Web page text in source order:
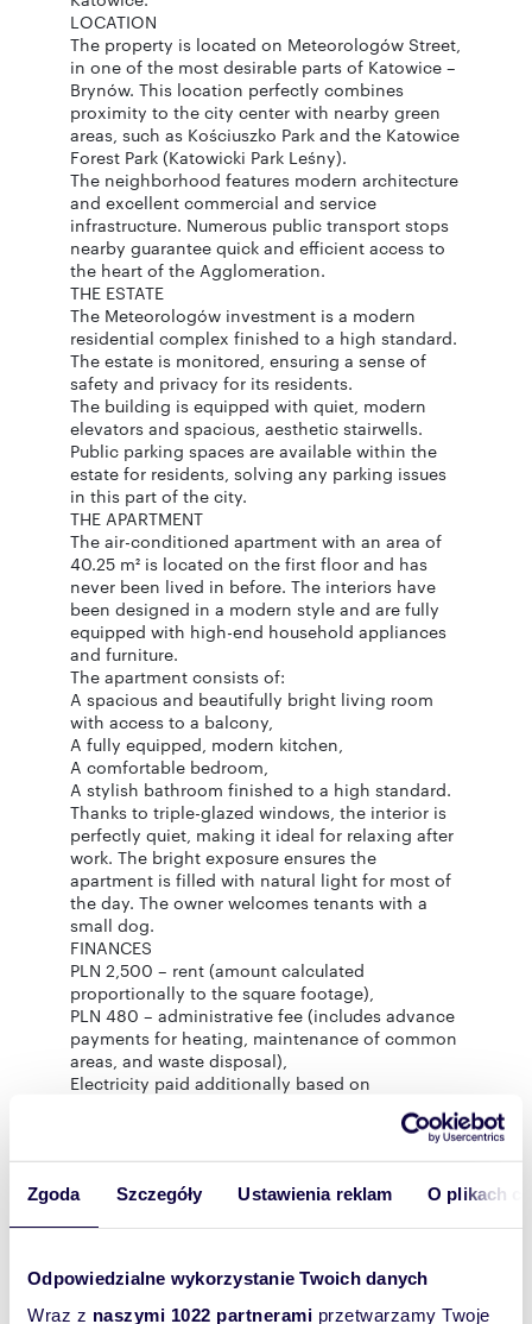
Zgoda Szczegóły Ustawienia reklam O plikach
Odpowiedzialne wykorzystanie Twoich danych
Wraz z naszymi 1022 partnerami przetwarzamy Twoje
LOCATION
The property is located on Meteorologów Street,
in one of the most desirable parts of Katowice –
Brynów. This location perfectly combines
proximity to the city center with nearby green
areas, such as Kościuszko Park and the Katowice
Forest Park (Katowicki Park Leśny).
The neighborhood features modern architecture
and excellent commercial and service
infrastructure. Numerous public transport stops
nearby guarantee quick and efficient access to
the heart of the Agglomeration.
THE ESTATE
The Meteorologów investment is a modern
residential complex finished to a high standard.
The estate is monitored, ensuring a sense of
safety and privacy for its residents.
The building is equipped with quiet, modern
elevators and spacious, aesthetic stairwells.
Public parking spaces are available within the
estate for residents, solving any parking issues
in this part of the city.
THE APARTMENT
The air-conditioned apartment with an area of
40.25 m² is located on the first floor and has
never been lived in before. The interiors have
been designed in a modern style and are fully
equipped with high-end household appliances
and furniture.
The apartment consists of:
A spacious and beautifully bright living room
with access to a balcony,
A fully equipped, modern kitchen,
A comfortable bedroom,
A stylish bathroom finished to a high standard.
Thanks to triple-glazed windows, the interior is
perfectly quiet, making it ideal for relaxing after
work. The bright exposure ensures the
apartment is filled with natural light for most of
the day. The owner welcomes tenants with a
small dog.
FINANCES
PLN 2,500 – rent (amount calculated
proportionally to the square footage),
PLN 480 – administrative fee (includes advance
payments for heating, maintenance of common
areas, and waste disposal),
Electricity paid additionally based on
Occasional lease agreement (umowa najmu
okazjonalnego) for a minimum of 12 months. *
split 50/50 between the owner and the tenant.